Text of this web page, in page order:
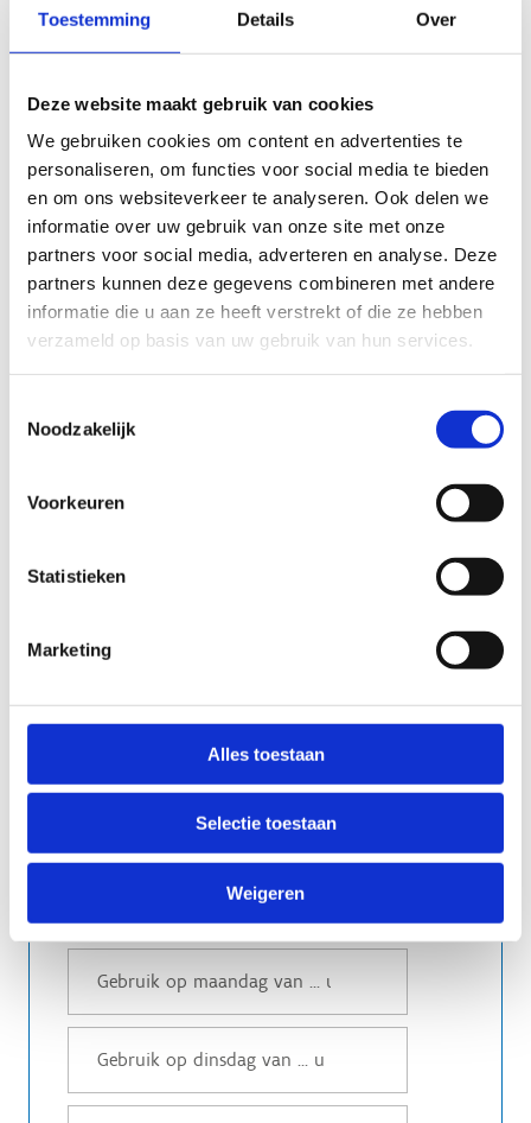
Toestemming Details Over
Deze website maakt gebruik van cookies
We gebruiken cookies om content en advertenties te
personaliseren, om functies voor social media te bieden
en om ons websiteverkeer te analyseren. Ook delen we
informatie over uw gebruik van onze site met onze
partners voor social media, adverteren en analyse. Deze
partners kunnen deze gegevens combineren met andere
informatie die u aan ze heeft verstrekt of die ze hebben
verzameld op basis van uw gebruik van hun services.
Noodzakelijk
Voorkeuren
Statistieken
Marketing
Alles toestaan
Selectie toestaan
Weigeren
Outdoor - polyvalent terrein
Outdoor - voetbal B
Sporthal - volledig
Sporthal - 1/3 A
Sporthal - 1/3 B
Sporthal - 1/3 C
Squash - squashcourt 1
Squash - squashcourt 2
Squash - squashcourt 3
Squash - squashcourt 4
Squash - squashcourt 5
Squash - squashcourt 6
Squash - squashcourt 7
Gewenste les- of vergaderlokalen
Leslokaal 2
Leslokaal 1+2
Vergaderzaal 1
Milkbar
Gebruiksperiode
Periode:*
1 september t.e.m. 30 juni
andere (vul hieronder in)